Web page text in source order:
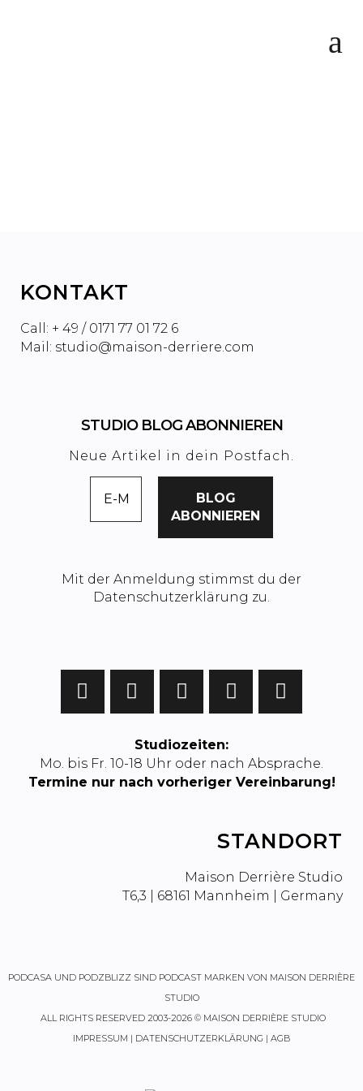
KONTAKT
Call: + 49 / 0171 77 01 72 6
Mail: studio@maison-derriere.com
STUDIO BLOG ABONNIEREN
Neue Artikel in dein Postfach.
Mit der Anmeldung stimmst du der
Datenschutzerklärung zu.
Studiozeiten:
Mo. bis Fr. 10-18 Uhr oder nach Absprache.
Termine nur nach vorheriger Vereinbarung!
STANDORT
Maison Derrière Studio
T6,3 | 68161 Mannheim | Germany
PODCASA UND PODZBLIZZ SIND PODCAST MARKEN VON MAISON DERRIÈRE
STUDIO
ALL RIGHTS RESERVED 2003-2026 © MAISON DERRIÈRE STUDIO
IMPRESSUM | DATENSCHUTZERKLÄRUNG | AGB